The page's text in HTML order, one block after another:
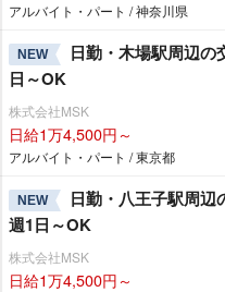
アルバイト・パート / 神奈川県
NEW
日勤・木場駅周辺の
日～OK
株式会社MSK
日給1万4,500円～
アルバイト・パート / 東京都
NEW
日勤・八王子駅周辺
週1日～OK
株式会社MSK
日給1万4,500円～